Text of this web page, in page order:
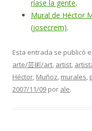
ríase la gente.
Mural de Héctor
(josecrem).
Esta entrada se publicó
arte/芸術/art, artist,
Héctor, Muñoz, murales,
2007/11/09 por ale.